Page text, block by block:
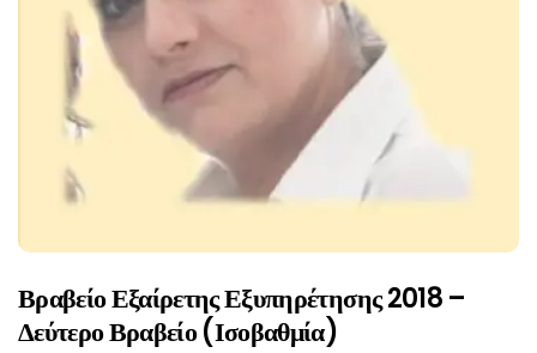
Βραβείο Εξαίρετης Εξυπηρέτησης 2018 –
Δεύτερο Βραβείο (ισοβαθμία)